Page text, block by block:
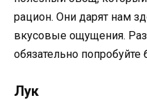
рацион. Они дарят нам
вкусовые ощущения.
обязательно
Лук